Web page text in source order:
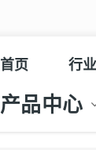
首页 行
产品中心